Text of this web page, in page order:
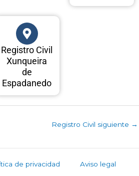
Registro Civil
Xunqueira
de
Espadanedo
Registro Civil siguiente →
de privacidad Aviso legal